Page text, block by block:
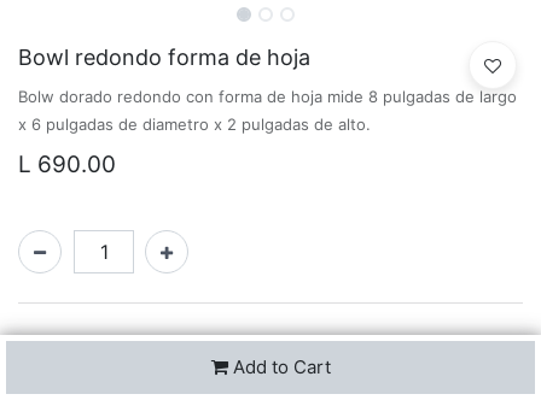
Bowl redondo forma de hoja
Bolw dorado redondo con forma de hoja mide 8 pulgadas de largo
x 6 pulgadas de diametro x 2 pulgadas de alto.
L 690.00
Add to Cart